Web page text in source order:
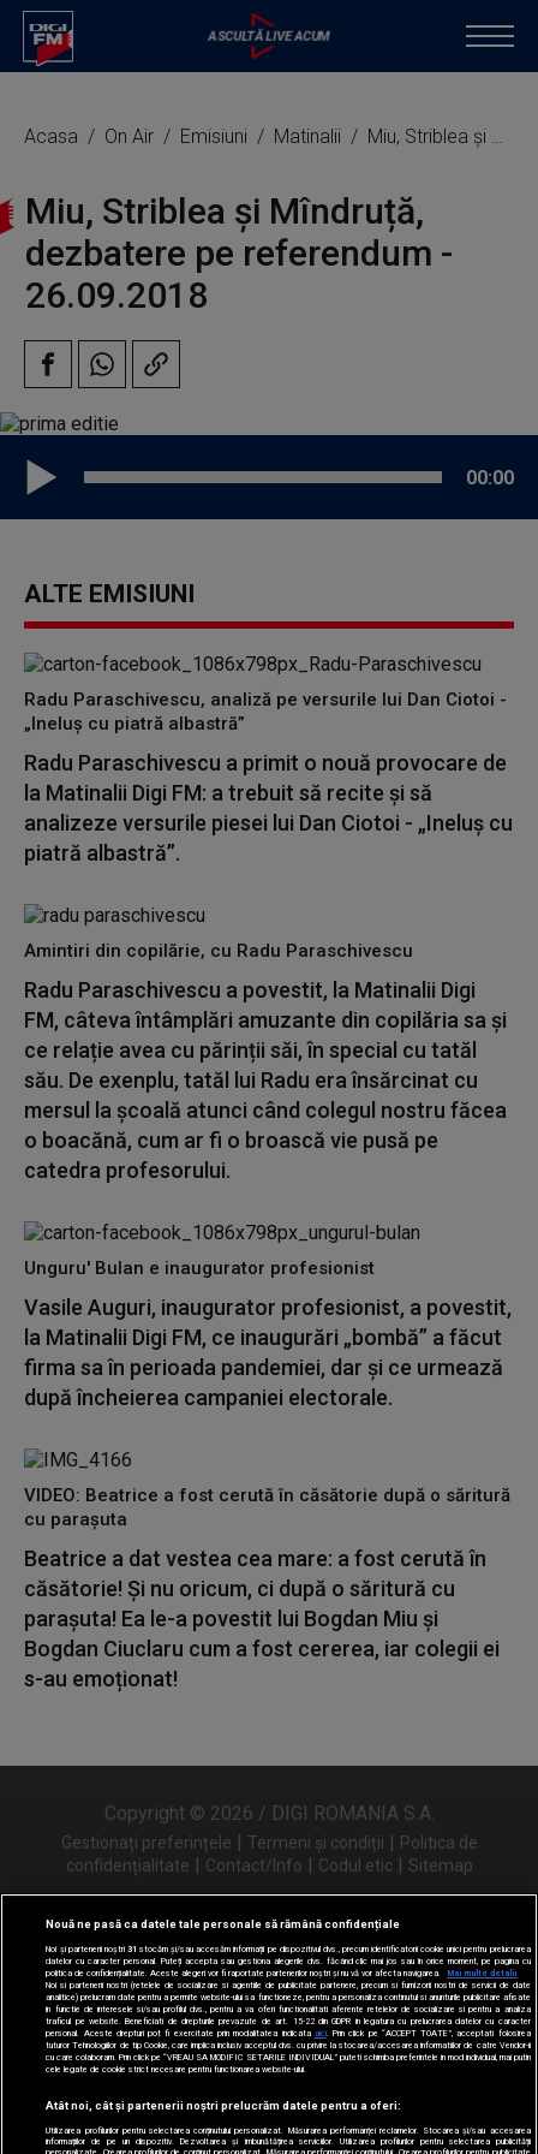
Acasa On Air Emisiuni Matinalii Miu, Striblea și Mîndruță, dezbatere pe referendum
Miu, Striblea și Mîndruță,
dezbatere pe referendum -
26.09.2018
00:00
ALTE EMISIUNI
Radu Paraschivescu, analiză pe versurile lui Dan Ciotoi -
„Ineluș cu piatră albastră”
Radu Paraschivescu a primit o nouă provocare de
la Matinalii Digi FM: a trebuit să recite și să
analizeze versurile piesei lui Dan Ciotoi - „Ineluș cu
piatră albastră”.
Amintiri din copilărie, cu Radu Paraschivescu
Radu Paraschivescu a povestit, la Matinalii Digi
FM, câteva întâmplări amuzante din copilăria sa și
ce relație avea cu părinții săi, în special cu tatăl
său. De exenplu, tatăl lui Radu era însărcinat cu
mersul la școală atunci când colegul nostru făcea
o boacănă, cum ar fi o broască vie pusă pe
catedra profesorului.
Unguru' Bulan e inaugurator profesionist
Vasile Auguri, inaugurator profesionist, a povestit,
la Matinalii Digi FM, ce inaugurări „bombă” a făcut
firma sa în perioada pandemiei, dar și ce urmează
după încheierea campaniei electorale.
VIDEO: Beatrice a fost cerută în căsătorie după o săritură
cu parașuta
Beatrice a dat vestea cea mare: a fost cerută în
căsătorie! Și nu oricum, ci după o săritură cu
parașuta! Ea le-a povestit lui Bogdan Miu și
Bogdan Ciuclaru cum a fost cererea, iar colegii ei
s-au emoționat!
Copyright © 2026 / DIGI ROMANIA S.A.
Gestionați preferințele | Termeni și condiții | Politica de
confidențialitate | Contact/Info | Codul etic | Sitemap
Urmărește-ne și pe
Nouă ne pasă ca datele tale personale să rămână confidențiale
Noi și partenerii noștri31 stocăm și/sau accesăm informații pe dispozitivul dvs., precum identificatorii cookie unici pentru prelucrarea
datelor cu caracter personal. Puteți accepta sau gestiona alegerile dvs. făcând clic mai jos sau în orice moment, pe pagina cu
politica de confidențialitate. Aceste alegeri vor fi raportate partenerilor noștri și nu vă vor afecta navigarea.
Mai multe detalii
Noi si partenerii nostri (retelele de socializare si agentiile de publicitate partenere, precum si furnizorii nostri de servicii de date
analitice) prelucram date pentru a permite website-ului sa functioneze, pentru a personaliza continutul si anunturile publicitare afisate
in functie de interesele si/sau profilul dvs., pentru a va oferi functionalitati aferente retelelor de socializare si pentru a analiza
traficul pe website. Beneficiati de drepturile prevazute de art. 15-22 din GDPR in legatura cu prelucrarea datelor cu caracter
personal. Aceste drepturi pot fi exercitate prin modalitatea indicata aici. Prin click pe “ACCEPT TOATE”, acceptati folosirea
tuturor Tehnologiilor de tip Cookie, care implica inclusiv acceptul dvs. cu privire la stocarea/accesarea informatiilor de catre Vendor-ii
cu care colaboram. Prin click pe “VREAU SA MODIFIC SETARILE INDIVIDUAL” puteti schimba preferintele in mod individual, mai putin
cele legate de cookie strict necesare pentru functionarea website-ului.
Atât noi, cât și partenerii noștri prelucrăm datele pentru a oferi:
Utilizarea profilurilor pentru selectarea conținutului personalizat. Măsurarea performanței reclamelor. Stocarea și/sau accesarea
informațiilor de pe un dispozitiv. Dezvoltarea și îmbunătățirea serviciilor. Utilizarea profilurilor pentru selectarea publicității